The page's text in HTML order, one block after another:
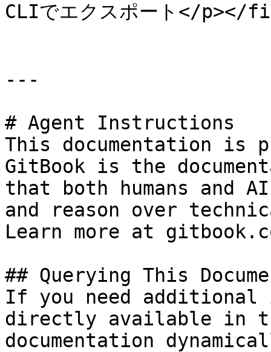
CLIでエクスポート</
---
# Agent Instructions
This documentation is
GitBook is the
that both humans and
and reason over
Learn more at
## Querying This
If you need
directly available in
documentation